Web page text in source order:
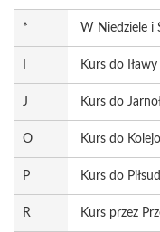
* W Niedziele i
Kurs do Iławy
J Kurs do
O Kurs do
P Kurs do
R Kurs przez